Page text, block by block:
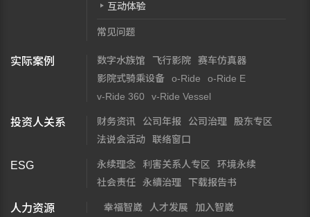
互动体验
常见问题
实际案例 数字水族馆 飞行影院
赛车仿真器
影院式骑乘设备
o-Ride
o-Ride E
v-Ride 360
v-Ride Vessel
投资人关系 财务资讯 公司年报 公司治理
股东专区
法说会活动
联络窗口
ESG 永续理念 利害关系人专区
环境永续
社会责任
永續治理 下载报告书
人力资源 幸福智崴 人才发展 加入智崴